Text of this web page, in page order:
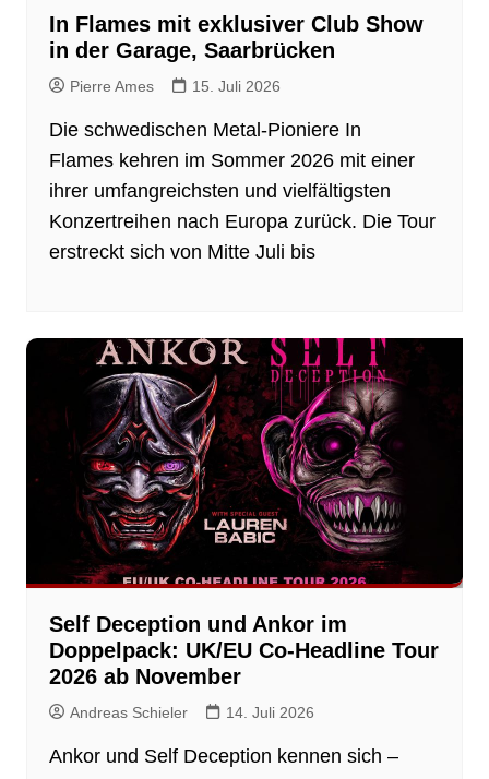
In Flames mit exklusiver Club Show
in der Garage, Saarbrücken
Pierre Ames 15. Juli 2026
Die schwedischen Metal-Pioniere In
Flames kehren im Sommer 2026 mit einer
ihrer umfangreichsten und vielfältigsten
Konzertreihen nach Europa zurück. Die Tour
erstreckt sich von Mitte Juli bis
Self Deception und Ankor im
Doppelpack: UK/EU Co-Headline Tour
2026 ab November
Andreas Schieler 14. Juli 2026
Ankor und Self Deception kennen sich –